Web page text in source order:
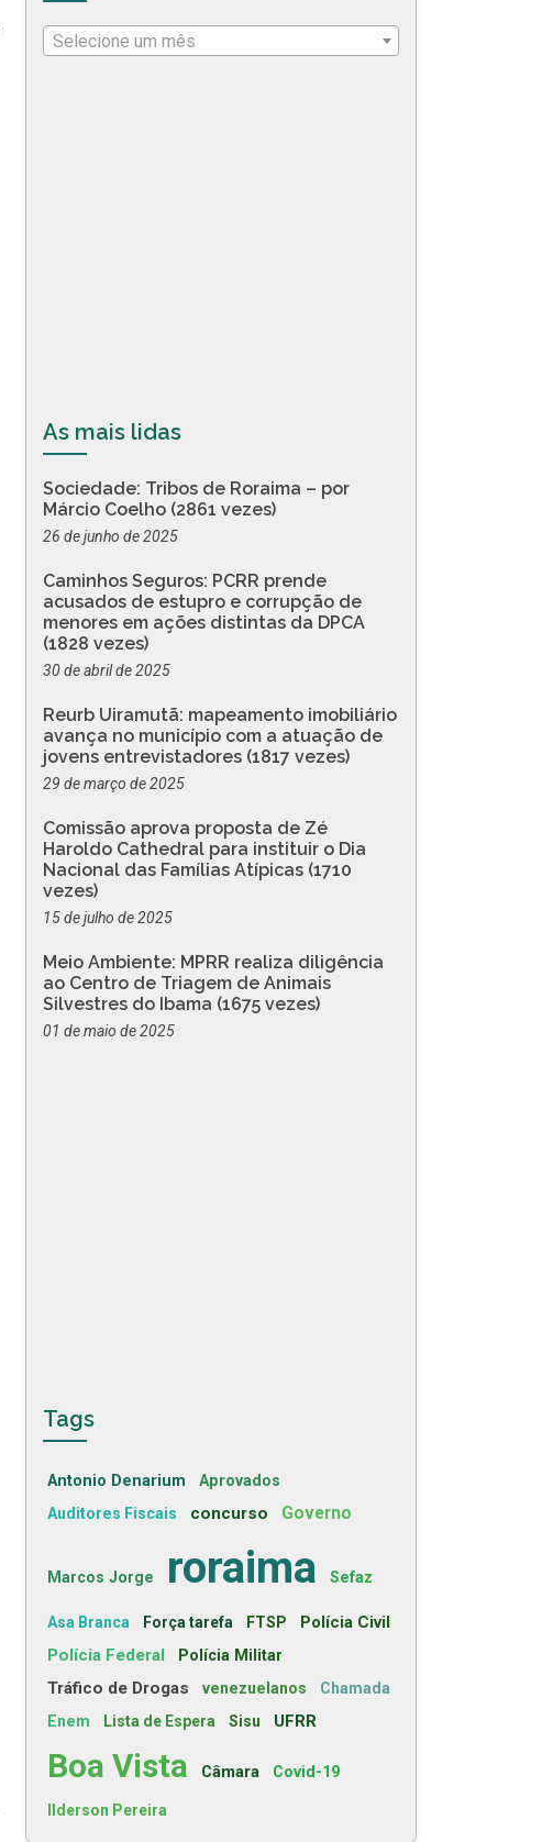
Selecione um mês
As mais lidas
Sociedade: Tribos de Roraima – por
Márcio Coelho (2861 vezes)
26 de junho de 2025
Caminhos Seguros: PCRR prende
acusados de estupro e corrupção de
menores em ações distintas da DPCA
(1828 vezes)
30 de abril de 2025
Reurb Uiramutã: mapeamento imobiliário
avança no município com a atuação de
jovens entrevistadores (1817 vezes)
29 de março de 2025
Comissão aprova proposta de Zé
Haroldo Cathedral para instituir o Dia
Nacional das Famílias Atípicas (1710
vezes)
15 de julho de 2025
Meio Ambiente: MPRR realiza diligência
ao Centro de Triagem de Animais
Silvestres do Ibama (1675 vezes)
01 de maio de 2025
Tags
Antonio Denarium Aprovados
Auditores Fiscais concurso Governo
Marcos Jorge roraima Sefaz
Asa Branca Força tarefa FTSP
Polícia Civil
Polícia Federal
Polícia Militar
Tráfico de Drogas venezuelanos
Chamada
Enem
Lista de Espera Sisu UFRR
Boa Vista Câmara Covid-19
Ilderson Pereira